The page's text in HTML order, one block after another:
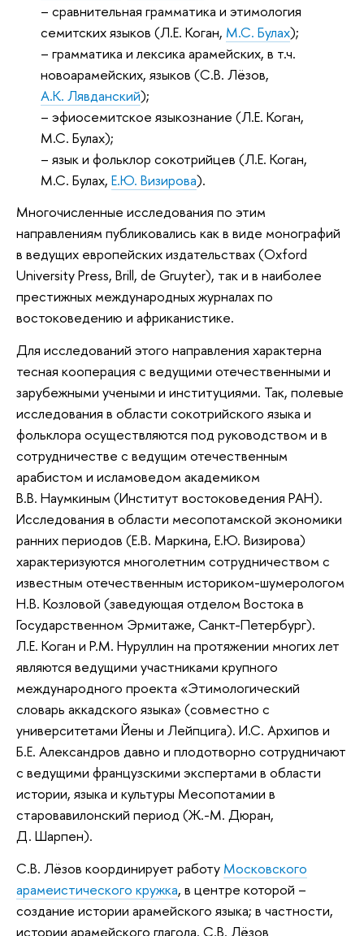
– сравнительная грамматика и этимология
семитских языков (Л.Е. Коган, М.С. Булах);
– грамматика и лексика арамейских, в т.ч.
новоарамейских, языков (С.В. Лёзов,
А.К. Лявданский);
– эфиосемитское языкознание (Л.Е. Коган,
М.С. Булах);
– язык и фольклор сокотрийцев (Л.Е. Коган,
М.С. Булах, Е.Ю. Визирова).
Многочисленные исследования по этим
направлениям публиковались как в виде монографий
в ведущих европейских издательствах (Oxford
University Press, Brill, de Gruyter), так и в наиболее
престижных международных журналах по
востоковедению и африканистике.
Для исследований этого направления характерна
тесная кооперация с ведущими отечественными и
зарубежными учеными и институциями. Так, полевые
исследования в области сокотрийского языка и
фольклора осуществляются под руководством и в
сотрудничестве с ведущим отечественным
арабистом и исламоведом академиком
В.В. Наумкиным (Институт востоковедения РАН).
Исследования в области месопотамской экономики
ранних периодов (Е.В. Маркина, Е.Ю. Визирова)
характеризуются многолетним сотрудничеством с
известным отечественным историком-шумерологом
Н.В. Козловой (заведующая отделом Востока в
Государственном Эрмитаже, Санкт-Петербург).
Л.Е. Коган и Р.М. Нуруллин на протяжении многих лет
являются ведущими участниками крупного
международного проекта «Этимологический
словарь аккадского языка» (совместно с
университетами Йены и Лейпцига). И.С. Архипов и
Б.Е. Александров давно и плодотворно сотрудничают
с ведущими французскими экспертами в области
истории, языка и культуры Месопотамии в
старовавилонский период (Ж.-М. Дюран,
Д. Шарпен).
С.В. Лёзов координирует работу Московского
арамеистического кружка, в центре которой –
создание истории арамейского языка; в частности,
истории арамейского глагола. С.В. Лёзов